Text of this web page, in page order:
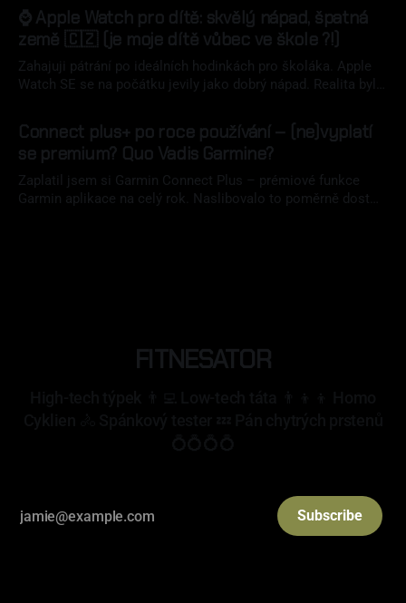
⌚ Apple Watch pro dítě: skvělý nápad, špatná
země 🇨🇿 (je moje dítě vůbec ve škole ?!)
Zahajuji pátrání po ideálních hodinkách pro školáka. Apple
Watch SE se na počátku jevily jako dobrý nápad. Realita byla
Connect plus+ po roce používání – (ne)vyplatí
se premium? Quo Vadis Garmine?
Zaplatil jsem si Garmin Connect Plus – prémiové funkce
Garmin aplikace na celý rok. Naslibovalo to poměrně dost
FITNESATOR
Subscribe